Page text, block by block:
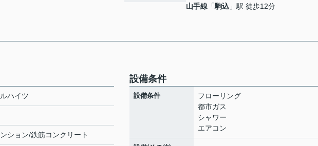
山手線 「駒込 」駅 徒歩12分
ハイツ
ション/鉄筋コンクリート
設備条件
設備条件
フローリング
都市ガス
シャワー
エアコン